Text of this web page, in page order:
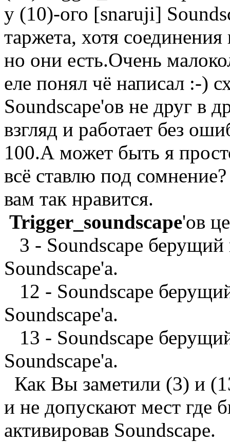
у (10)-ого [snaruji]
таржета, хотя
но они есть.Очень
еле понял чё написал :-)
Soundscape'ов не друг в
взгляд и работает без
100.А может быть я
всё ставлю под
вам так нравится.
Trigger_soundscape'ов
3 - Soundscape
Soundscape'а.
12 - Soundscape
Soundscape'а.
13 - Soundscape
Soundscape'а.
Как Вы заметили (3) и
и не допускают мест
активировав Soundscape.